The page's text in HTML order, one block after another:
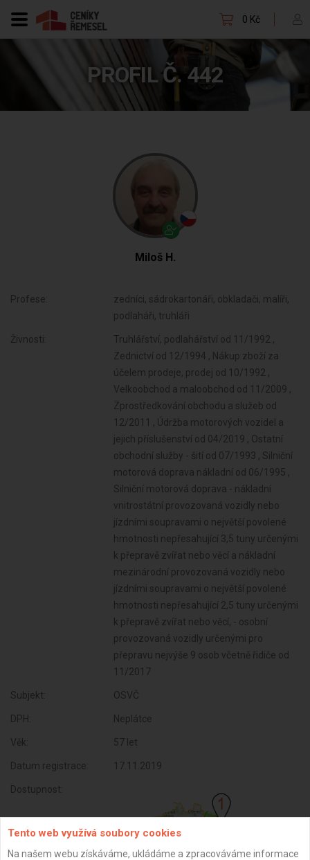
0 Kč
PROFIL Č. 442
Miloš H.
Profese:
zedníci, sádrokartonáři, obkladači, malíři,
podlaháři, truhláři
Živnosti:
Truhlářství, podlahářství od 11/1992 ,
Zednictví od 12/1994 , Nákup zboží za
účelem prodeje, prodej od 10/1992 ,
Velkoobchod a maloobchod od 11/2009 ,
Zprostředkování obchodu a služeb od
12/2011 , Údržba motorových vozidel a
jejich příslušenství od 04/2019 , Ostatní
obchodní služby - šití od 07/1993 , Silniční
motorová doprava nákladní od 06/1995 ,
Silniční motorová doprava - nákladní
vnitrostátní provozovaná vozidly nebo
jízdními soupravami o největší povolené
hmotnosti nepřesahující 3,5 tuny určenými
k přepravě zvířat nebo věcí a nákladní
mezinárodní provozovaná vozidly nebo
jízdními soupravami o největší povolené
hmotnosti nepřesahující 2,5 tuny určenými
k přepravě zvířat nebo věcí, - osobní
provozovaná vozidly určenými pro
přepravu nejvýše 9 osob včetně řidiče od
11/2017
Subjekt: OSVČ
DPH: Neplátce
Věk: 57 let
Datum registrace: 17.11.2019
Dostupnost:
Tento web využívá soubory cookies
Na našem webu získáváme, ukládáme a zpracováváme informace